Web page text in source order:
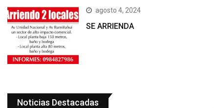
agosto 4, 2024
SE ARRIENDA
Noticias Destacadas